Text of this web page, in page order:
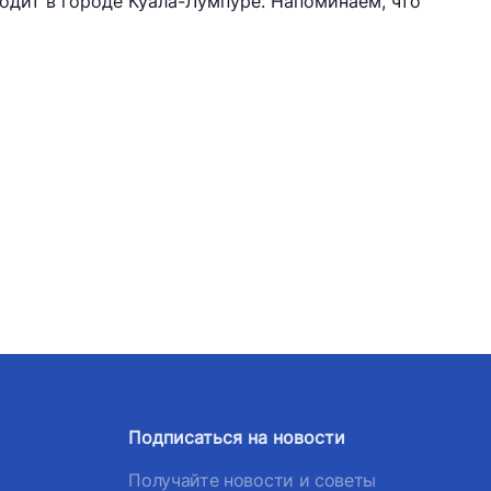
Подписаться на новости
Получайте новости и советы